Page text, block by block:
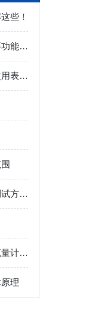
些！
熟悉了数显弹簧试验机的主要功能，才能更好地使用它
了解以下几点帮助你更好的使用表面粗糙度仪
国际橡胶硬度计和其他硬度测试方法有什么区别？
如何正确安装壁挂式超声波流量计传感器？
理